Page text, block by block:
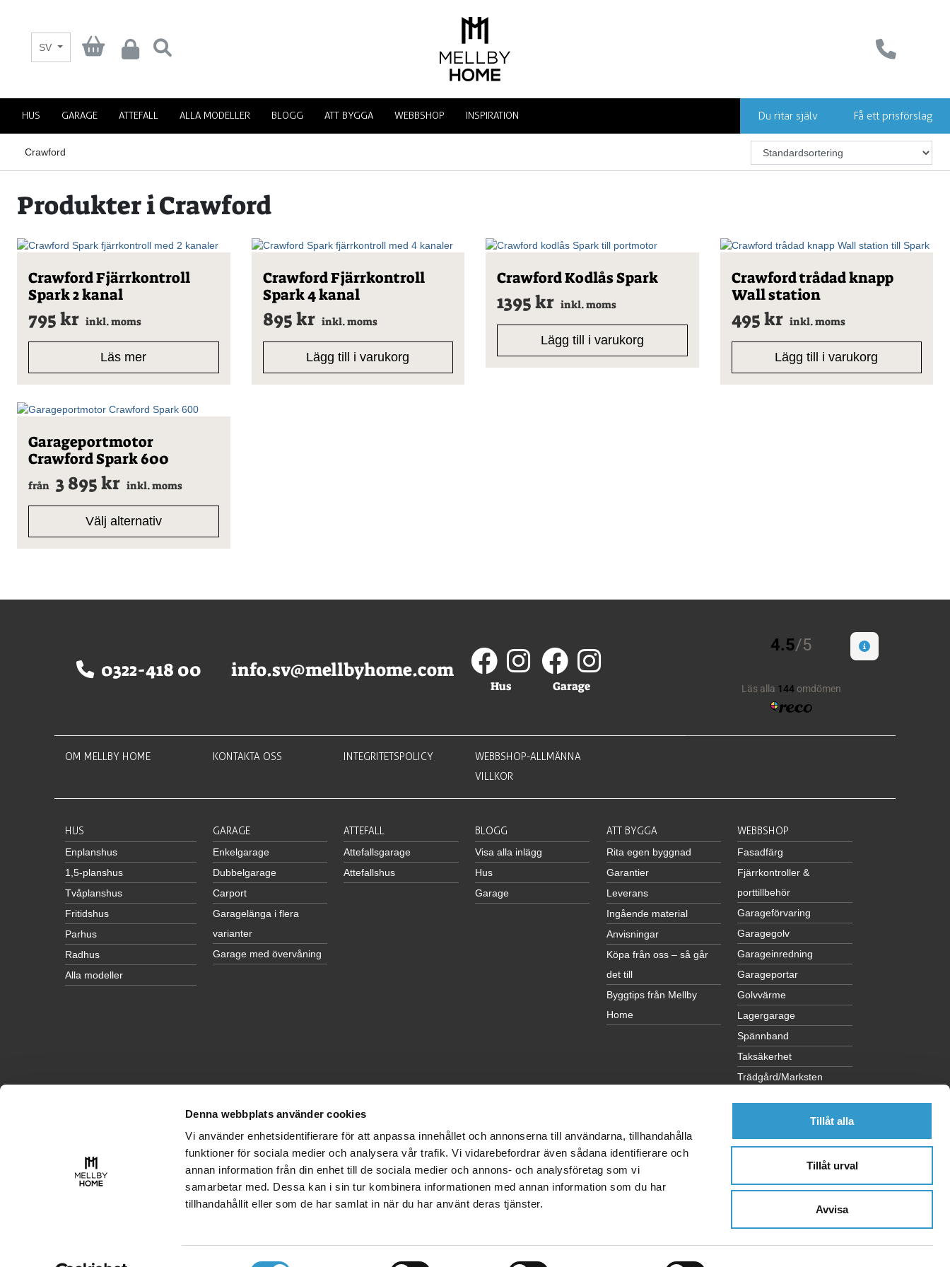
Denna webbplats använder cookies
Vi använder enhetsidentifierare för att anpassa innehållet och annonserna till användarna, tillhandahålla
funktioner för sociala medier och analysera vår trafik. Vi vidarebefordrar även sådana identifierare och
annan information från din enhet till de sociala medier och annons- och analysföretag som vi
samarbetar med. Dessa kan i sin tur kombinera informationen med annan information som du har
tillhandahållit eller som de har samlat in när du har använt deras tjänster.
Samtyckesval
Tillåt alla
Tillåt urval
Avvisa
SV
HUS GARAGE ATTEFALL ALLA MODELLER BLOGG ATT BYGGA WEBBSHOP INSPIRATION Du ritar själv Få ett prisförslag
Crawford
Visar alla 5 resultat
Produkter i Crawford
Crawford Fjärrkontroll
Spark 2 kanal
795kr inkl. moms
Läs mer
Crawford Fjärrkontroll
Spark 4 kanal
895kr inkl. moms
Lägg till i varukorg
Crawford Kodlås Spark
1395kr inkl. moms
Lägg till i varukorg
Crawford trådad knapp
Wall station
495kr inkl. moms
Lägg till i varukorg
Garageportmotor
Crawford Spark 600
från 3 895kr inkl. moms
Välj alternativ
Den
här
produkten
flera
varianter.
alternativen
0322-418 00 info.sv@mellbyhome.com
Hus Garage
OM MELLBY HOME KONTAKTA OSS INTEGRITETSPOLICY
WEBBSHOP-ALLMÄNNA
VILLKOR
HUS
Enplanshus
1,5-planshus
Tvåplanshus
Fritidshus
Parhus
Radhus
Alla modeller
GARAGE
Enkelgarage
Dubbelgarage
Carport
Garagelänga i flera
varianter
Garage med övervåning
ATTEFALL
Attefallsgarage
Attefallshus
BLOGG
Visa alla inlägg
Hus
Garage
ATT BYGGA
Rita egen byggnad
Garantier
Leverans
Ingående material
Anvisningar
Köpa från oss – så går
det till
Byggtips från Mellby
Home
WEBBSHOP
Fasadfärg
Fjärrkontroller &
porttillbehör
Garageförvaring
Garagegolv
Garageinredning
Garageportar
Golvvärme
Lagergarage
Spännband
Taksäkerhet
Trädgård/Marksten
Garageinspiration